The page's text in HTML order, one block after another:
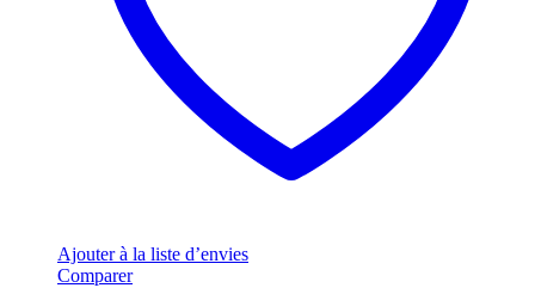
Ajouter à la liste d’envies
Comparer